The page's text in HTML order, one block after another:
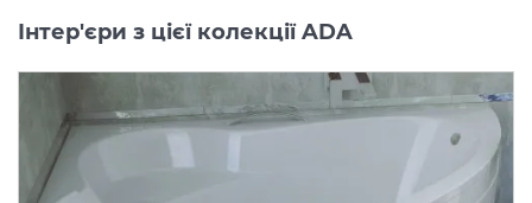
Інтер'єри з цієї колекції ADA